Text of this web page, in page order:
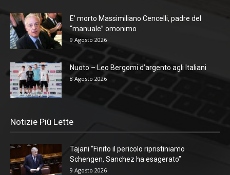
E’ morto Massimiliano Cencelli, padre del
“manuale” omonimo
9 Agosto 2026
Nuoto – Leo Bergomi d’argento agli Italiani
8 Agosto 2026
Notizie Più Lette
Tajani “Finito il pericolo ripristiniamo
Schengen, Sanchez ha esagerato”
9 Agosto 2026